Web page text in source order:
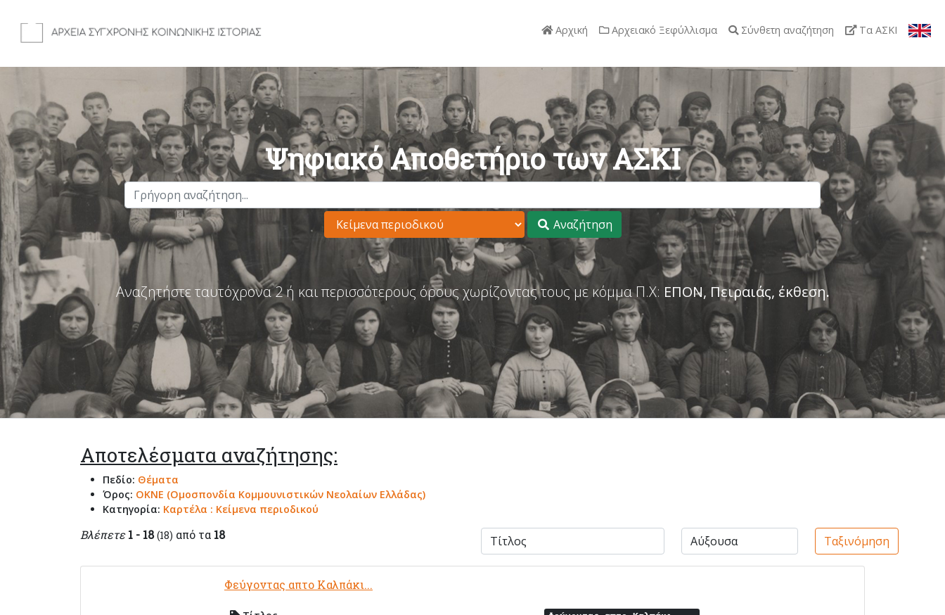
Αρχική Αρχειακό Ξεφύλλισμα Σύνθετη αναζήτηση Τα ΑΣΚΙ
Ψηφιακό Αποθετήριο των ΑΣΚΙ
Αναζήτηση
Αναζητήστε ταυτόχρονα 2 ή και περισσότερους όρους χωρίζοντας τους με κόμμα Π.Χ: ΕΠΟΝ, Πειραιάς, έκθεση.
Αποτελέσματα αναζήτησης:
Πεδίο: Θέματα
Όρος: ΟΚΝΕ (Ομοσπονδία Κομμουνιστικών Νεολαίων Ελλάδας)
Κατηγορία: Καρτέλα : Κείμενα περιοδικού
Βλέπετε 1 - 18 (18) από τα 18 Ταξινόμηση
Φεύγοντας απτο Καλπάκι...